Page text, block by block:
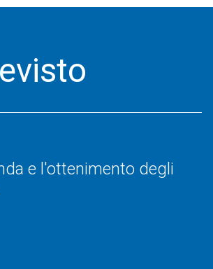
e l'ottenimento degli